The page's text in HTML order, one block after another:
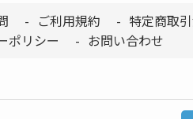
ご利用規約
特定商取
ポリシー
お問い合わせ